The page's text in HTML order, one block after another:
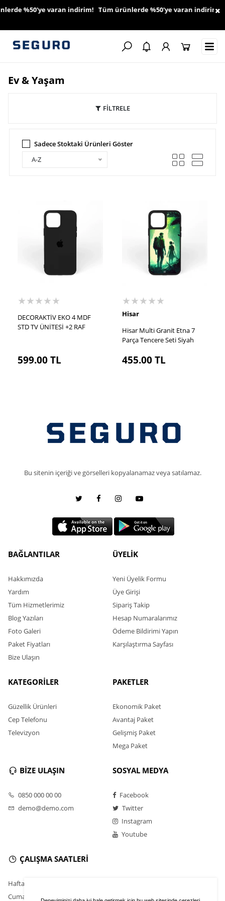
%50'ye varan indirim! Tüm ürünlerde %50'ye varan
Ev & Yaşam
FİLTRELE
Sadece Stoktaki Ürünleri Göster
A-Z
★★★★★
DECORAKTİV EKO 4 MDF
STD TV ÜNİTESİ +2 RAF
599.00TL
★★★★★
Hisar
Hisar Multi Granit Etna 7
Parça Tencere Seti Siyah
455.00TL
Bu sitenin içeriği ve görselleri kopyalanamaz veya satılamaz.
BAĞLANTILAR
Hakkımızda
Yardım
Tüm Hizmetlerimiz
Blog Yazıları
Foto Galeri
Paket Fiyatları
Bize Ulaşın
ÜYELİK
Yeni Üyelik Formu
Üye Girişi
Sipariş Takip
Hesap Numaralarımız
Ödeme Bildirimi Yapın
Karşılaştırma Sayfası
KATEGORİLER
Güzellik Ürünleri
Cep Telefonu
Televizyon
PAKETLER
Ekonomik Paket
Avantaj Paket
Gelişmiş Paket
Mega Paket
BİZE ULAŞIN
0850 000 00 00
demo@demo.com
SOSYAL MEDYA
Facebook
Twitter
Instagram
Youtube
ÇALIŞMA SAATLERİ
Hafta İçi : 9.00 - 18.30
Cumartesi : 11.00 - 16.00